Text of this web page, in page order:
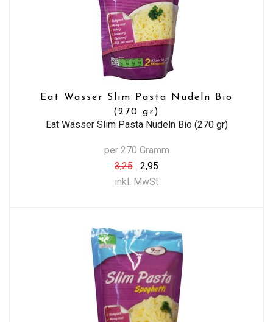
Eat Wasser Slim Pasta Nudeln Bio
(270 gr)
Eat Wasser Slim Pasta Nudeln Bio (270 gr)
per 270 Gramm
3,25
2,95
inkl. MwSt